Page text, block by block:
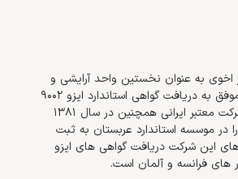
دکتر اخوی به عنوان نخستین واحد آرایشی و
بهداشتی فعال در کشور موفق به دریافت گواهی استاندارد ایزو 9002
از کشور کانادا شد. این شرکت معتبر ایرانی همچنین در سال 1381
موسسه استاندارد عربستان به ثبت
این شرکت دریافت گواهی های ایزو